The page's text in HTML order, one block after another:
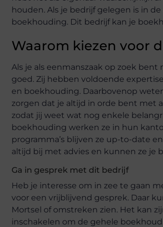
houden. Als je bedrijf gelegen is in
boekhouding. Dit bedrijf kan je
Waarom kiezen voor
Als je als eenmanszaak op zoek bent
goed. Zij hebben voldoende
en boekhouding. Daarbovenop
zorgen dat je altijd in orde bent met
zodat jij weet wat nog enkele
boekhouding werken ze in hun
programma’s blijven ze up-to-date
altijd bij met advies en kunnen ze je
Ga in gesprek met dit bedrijf
Heb je interesse om in zee te gaan
voor een vrijblijvend gesprek. Daar
Mortsel of omstreken zien. Het kan
inschakelen om de gehele